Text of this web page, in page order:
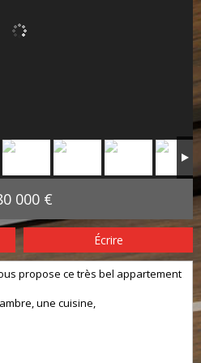
000 €
Écrire
propose ce très bel appartement
une cuisine,